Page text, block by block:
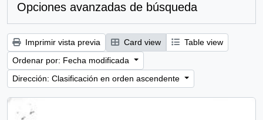
Opciones avanzadas de búsqueda
Imprimir vista previa Card view
Table view
Ordenar por: Fecha modificada
Dirección: Clasificación en orden ascendente